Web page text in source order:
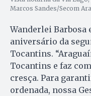
Marcos Sandes/Secom
Wanderlei Barbosa
aniversário da
Tocantins.
Tocantins e faz
cresça. Para
ordenada, nossa